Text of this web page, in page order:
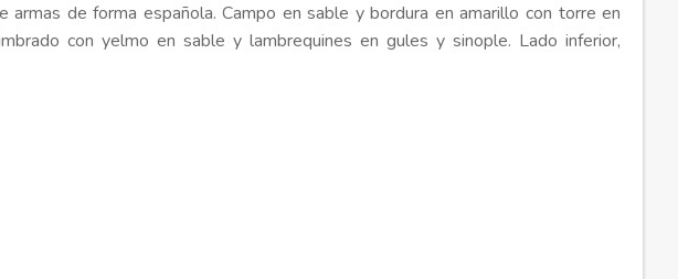
armas de forma española. Campo en sable y bordura en amarillo con torre en
con yelmo en sable y lambrequines en gules y sinople. Lado inferior,